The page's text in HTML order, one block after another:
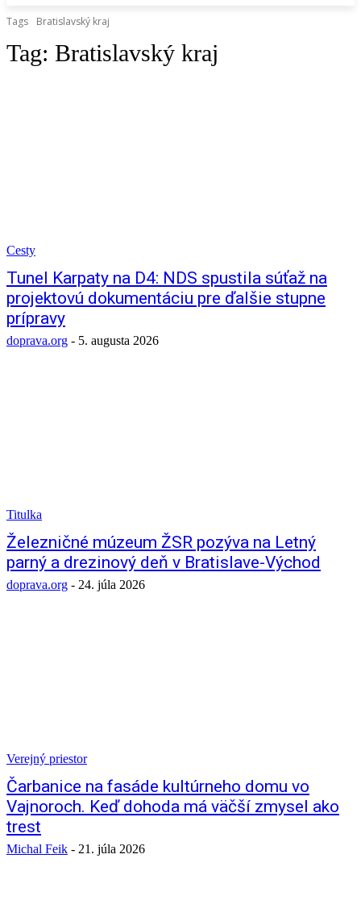
Tags Bratislavský kraj
Tag: Bratislavský kraj
Cesty
Tunel Karpaty na D4: NDS spustila súťaž na
projektovú dokumentáciu pre ďalšie stupne
prípravy
doprava.org - 5. augusta 2026
Titulka
Železničné múzeum ŽSR pozýva na Letný
parný a drezinový deň v Bratislave-Východ
doprava.org - 24. júla 2026
Verejný priestor
Čarbanice na fasáde kultúrneho domu vo
Vajnoroch. Keď dohoda má väčší zmysel ako
trest
Michal Feik - 21. júla 2026